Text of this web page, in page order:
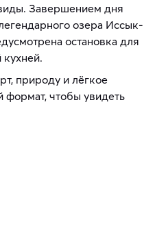
Завершением дня
озера Иссык-
остановка для
кухней.
природу и лёгкое
чтобы увидеть